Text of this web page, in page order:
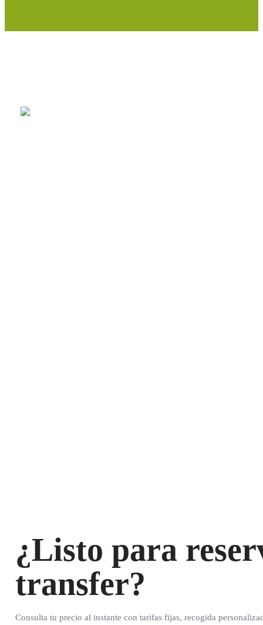
¿Listo para
transfer?
Consulta tu precio al instante con tarifas fijas, recogida